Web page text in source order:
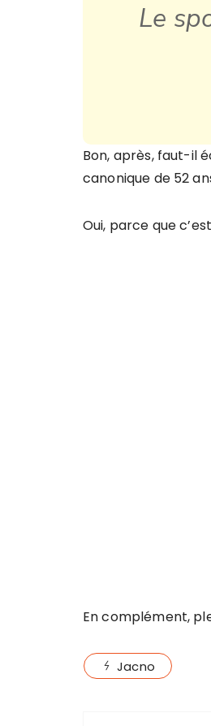
Le
Bon, après, faut-il
canonique de 52
Oui, parce que
En complément,
Jacno